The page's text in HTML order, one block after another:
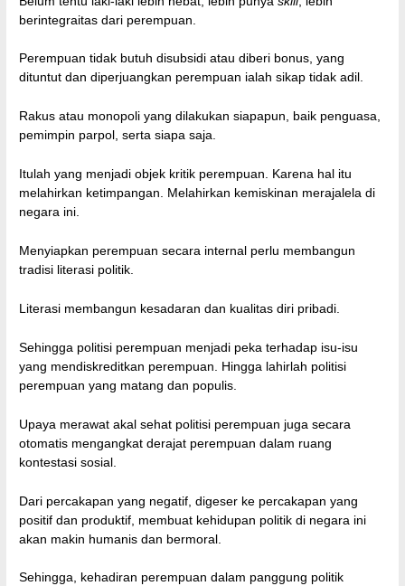
berintegraitas dari perempuan.
Perempuan tidak butuh disubsidi atau diberi bonus, yang
dituntut dan diperjuangkan perempuan ialah sikap tidak adil.
Rakus atau monopoli yang dilakukan siapapun, baik penguasa,
pemimpin parpol, serta siapa saja.
Itulah yang menjadi objek kritik perempuan. Karena hal itu
melahirkan ketimpangan. Melahirkan kemiskinan merajalela di
negara ini.
Menyiapkan perempuan secara internal perlu membangun
tradisi literasi politik.
Literasi membangun kesadaran dan kualitas diri pribadi.
Sehingga politisi perempuan menjadi peka terhadap isu-isu
yang mendiskreditkan perempuan. Hingga lahirlah politisi
perempuan yang matang dan populis.
Upaya merawat akal sehat politisi perempuan juga secara
otomatis mengangkat derajat perempuan dalam ruang
kontestasi sosial.
Dari percakapan yang negatif, digeser ke percakapan yang
positif dan produktif, membuat kehidupan politik di negara ini
akan makin humanis dan bermoral.
Sehingga, kehadiran perempuan dalam panggung politik